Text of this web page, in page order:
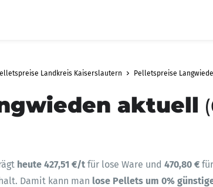
Landkreis Kaiserslautern Pelletspreise
aktuell
heute 427,51 €/t für lose Ware und 470,80 €
Damit kann man lose Pellets um 0%